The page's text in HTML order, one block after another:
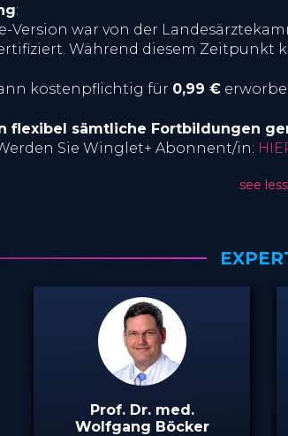
:
Version war von der
Während diesem Zeitpunkt
kostenpflichtig für 0,99 €
flexibel sämtliche Fortbildungen
Sie Winglet+ Abonnent/in:
see less
Prof. Dr. med.
Wolfgang Böcker